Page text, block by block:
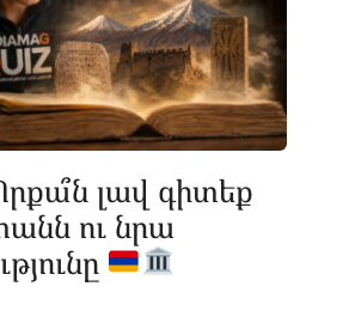
լավ գիտեք
ու նրա